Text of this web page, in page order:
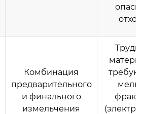
Комбинация
предварительного
и финального
измельчения